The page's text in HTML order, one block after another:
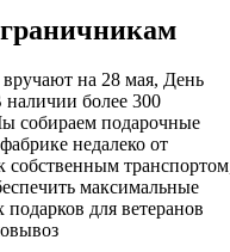
на 28 мая, День
более 300
собираем подарочные
недалеко от
собственным
максимальные
для ветеранов